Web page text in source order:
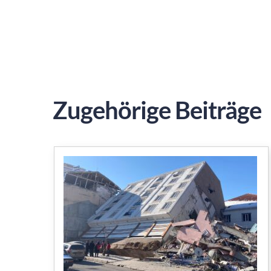
Zugehörige Beiträge